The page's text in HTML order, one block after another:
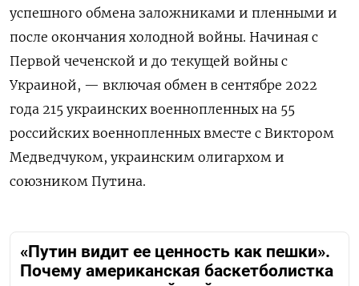
успешного обмена заложниками и пленными и
после окончания холодной войны. Начиная с
Первой чеченской и до текущей войны с
Украиной, — включая обмен в сентябре 2022
года 215 украинских военнопленных на 55
российских военнопленных вместе с Виктором
Медведчуком, украинским олигархом и
союзником Путина.
«Путин видит ее ценность как пешки».
Почему американская баскетболистка